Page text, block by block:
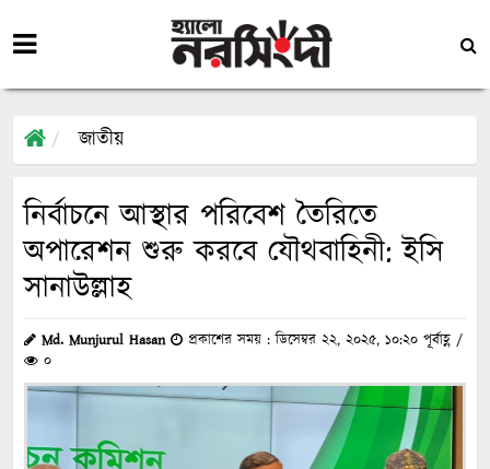
জাতীয়
নির্বাচনে আস্থার পরিবেশ তৈরিতে
অপারেশন শুরু করবে যৌথবাহিনী: ইসি
সানাউল্লাহ
Md. Munjurul Hasan
প্রকাশের সময় : ডিসেম্বর ২২, ২০২৫, ১০:২০ পূর্বাহ্ণ /
০